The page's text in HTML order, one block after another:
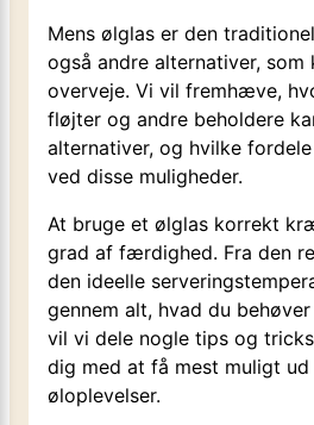
Mens ølglas er den
også andre alternativer,
overveje. Vi vil fremhæve,
fløjter og andre beholdere
alternativer, og hvilke
ved disse muligheder.
At bruge et ølglas korrekt
grad af færdighed. Fra den
den ideelle
gennem alt, hvad du
vil vi dele nogle tips og
dig med at få mest muligt
øloplevelser.